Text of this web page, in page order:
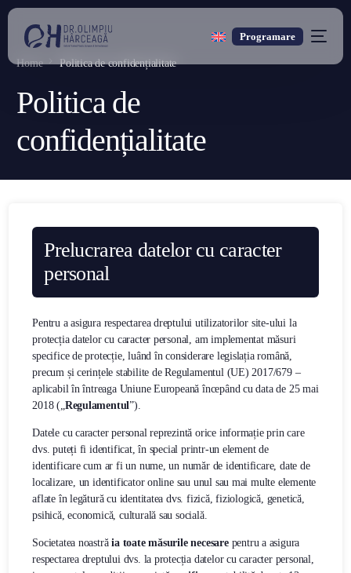
Programare
Home Politica de confidențialitate
Politica de
confidențialitate
Prelucrarea datelor cu caracter
personal
Pentru a asigura respectarea dreptului utilizatorilor site-ului la
protecția datelor cu caracter personal, am implementat măsuri
specifice de protecție, luând în considerare legislația română,
precum și cerințele stabilite de Regulamentul (UE) 2017/679 –
aplicabil în întreaga Uniune Europeană începând cu data de 25 mai
2018 („ Regulamentul”).
Datele cu caracter personal reprezintă orice informație prin care
dvs. puteți fi identificat, în special printr-un element de
identificare cum ar fi un nume, un număr de identificare, date de
localizare, un identificator online sau unul sau mai multe elemente
aflate în legătură cu identitatea dvs. fizică, fiziologică, genetică,
psihică, economică, culturală sau socială.
Societatea noastrăia toate măsurile necesarepentru a asigura
respectarea dreptului dvs. la protecția datelor cu caracter personal,